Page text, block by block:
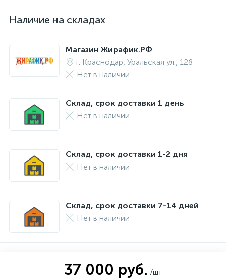
Наличие на складах
Магазин Жирафик.РФ
г. Краснодар, Уральская ул., 128
Нет в наличии
Склад, срок доставки 1 день
Нет в наличии
Склад, срок доставки 1-2 дня
Нет в наличии
Склад, срок доставки 7-14 дней
Нет в наличии
37 000 руб. /шт